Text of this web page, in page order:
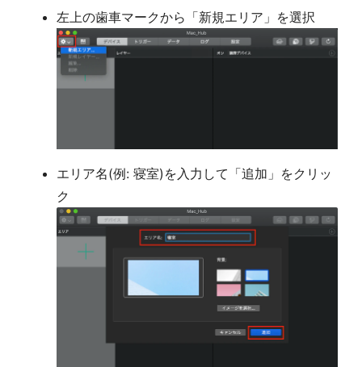
左上の歯車マークから「新規エリア」を選択
エリア名(例: 寝室)を入力して「追加」をクリッ
ク